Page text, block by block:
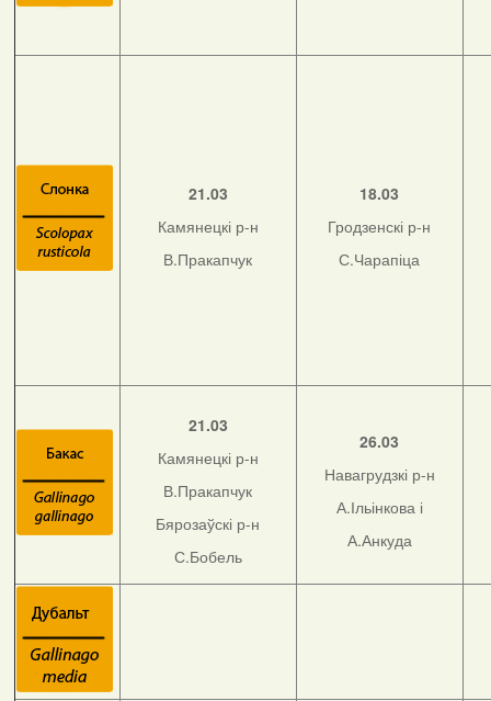
21.03
Камянецкі р-н
В.Пракапчук
18.03
Гродзенскі р-н
С.Чарапіца
21.03
Камянецкі р-н
В.Пракапчук
Бярозаўскі р-н
С.Бобель
26.03
Навагрудзкі р-н
А.Ільінкова і
А.Анкуда